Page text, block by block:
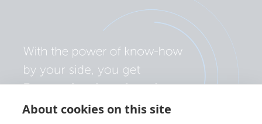
About cookies on this site